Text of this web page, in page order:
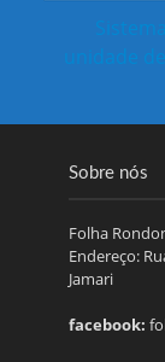
unidade
Sobre nós
Folha
Endereço:
Jamari
facebook: